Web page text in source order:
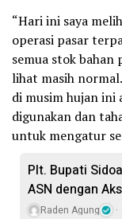
“Hari ini saya
operasi pasar
semua stok bahan
lihat masih
di musim hujan ini
digunakan dan
untuk mengatur
Plt. Bupati
ASN dengan
Raden Agung